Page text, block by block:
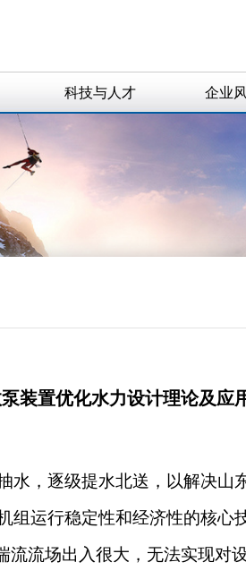
科技与人才
获奖项目
企业
装置优化水力设计理论及应
水，逐级提水北送，以解决山
运行稳定性和经济性的核心
流场出入很大，无法实现对